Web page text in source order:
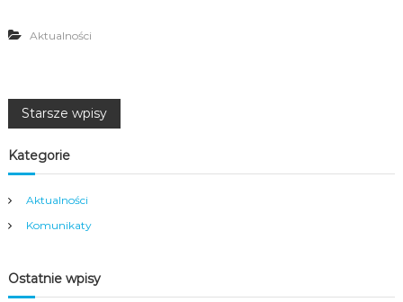
Aktualności
N
a
w
i
g
Starsze wpisy
Kategorie
Aktualności
Komunikaty
Ostatnie wpisy